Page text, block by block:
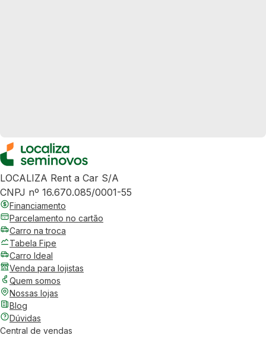
LOCALIZA Rent a Car S/A
CNPJ nº 16.670.085/0001-55
Financiamento
Parcelamento no cartão
Carro na troca
Tabela Fipe
Carro Ideal
Venda para lojistas
Quem somos
Nossas lojas
Blog
Dúvidas
Central de vendas